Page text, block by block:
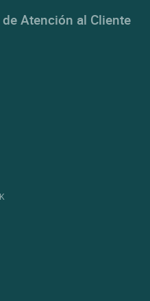
Atención al Cliente